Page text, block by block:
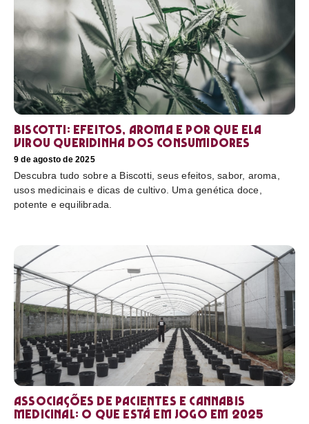
Biscotti: efeitos, aroma e por que ela
virou queridinha dos consumidores
9 de agosto de 2025
Descubra tudo sobre a Biscotti, seus efeitos, sabor, aroma,
usos medicinais e dicas de cultivo. Uma genética doce,
potente e equilibrada.
Associações de pacientes e cannabis
medicinal: o que está em jogo em 2025